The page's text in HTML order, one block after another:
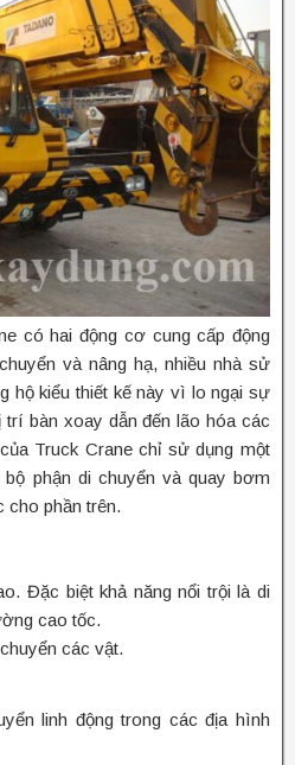
có hai động cơ cung cấp động
và nâng hạ, nhiều nhà sử
hộ kiểu thiết kế này vì lo ngại sự
bàn xoay dẫn đến lão hóa các
Truck Crane chỉ sử dụng một
phận di chuyển và quay bơm
cho phần trên.
Đặc biệt khả năng nổi trội là di
cao tốc.
các vật.
linh động trong các địa hình